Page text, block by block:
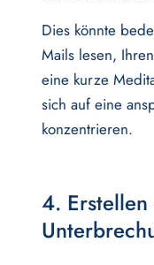
Dies könnte
Mails lesen,
eine kurze
sich auf eine
konzentrieren.
4.